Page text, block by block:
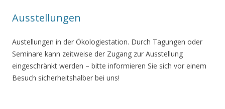
Ausstellungen
Austellungen in der Ökologiestation. Durch Tagungen oder
Seminare kann zeitweise der Zugang zur Ausstellung
eingeschränkt werden – bitte informieren Sie sich vor einem
Besuch sicherheitshalber bei uns!